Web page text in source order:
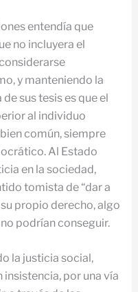
entendía que
no incluyera el
y manteniendo la
sus tesis es que el
al individuo
común, siempre
Al Estado
en la sociedad,
tomista de “dar a
propio derecho, algo
podrían conseguir.
la justicia social,
por una vía